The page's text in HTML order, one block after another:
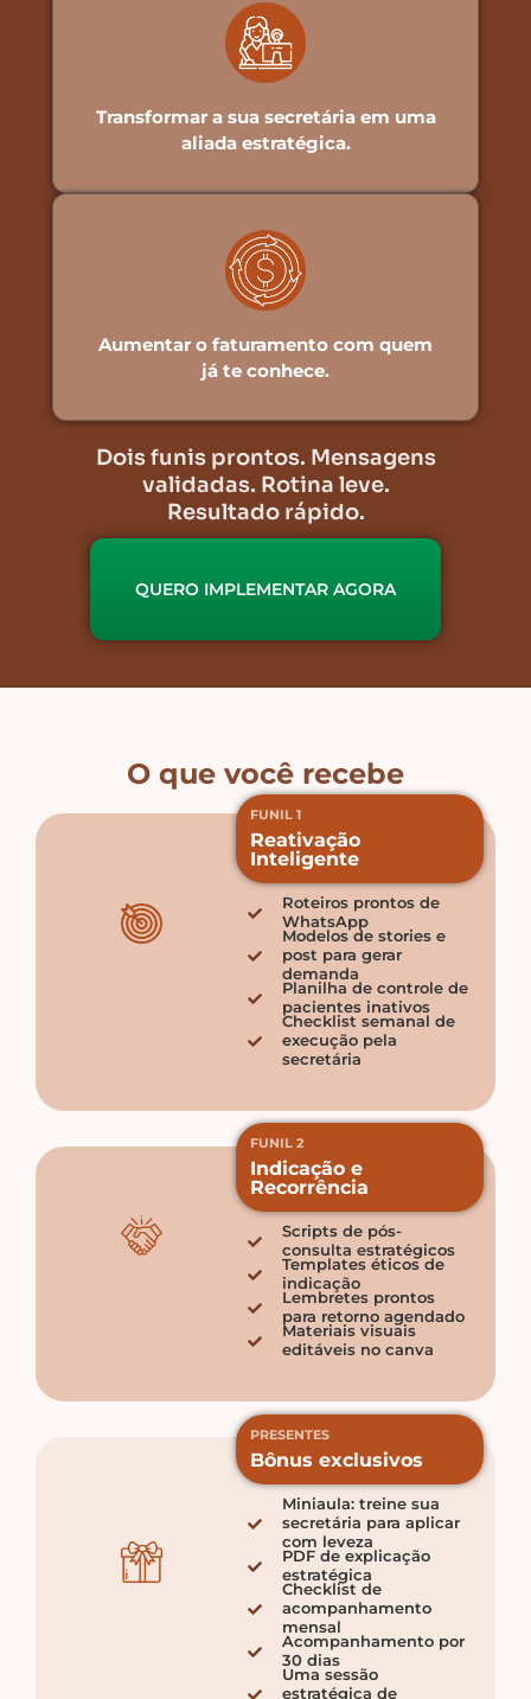
Transformar a sua secretária em uma
aliada estratégica.
Aumentar o faturamento com quem
já te conhece.
Dois funis prontos. Mensagens
validadas. Rotina leve.
Resultado rápido.
QUERO IMPLEMENTAR AGORA
O que você recebe
FUNIL 1
Reativação
Inteligente
Roteiros prontos de
WhatsApp
Modelos de stories e
post para gerar
demanda
Planilha de controle de
pacientes inativos
Checklist semanal de
execução pela
secretária
FUNIL 2
Indicação e
Recorrência
Scripts de pós-
consulta estratégicos
Templates éticos de
indicação
Lembretes prontos
para retorno agendado
Materiais visuais
editáveis no canva
PRESENTES
Bônus exclusivos
Miniaula: treine sua
secretária para aplicar
com leveza
PDF de explicação
estratégica
Checklist de
acompanhamento
mensal
Acompanhamento por
30 dias
Uma sessão
estratégica de